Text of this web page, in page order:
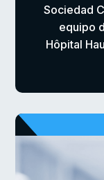
Sociedad
equipo
Hôpital